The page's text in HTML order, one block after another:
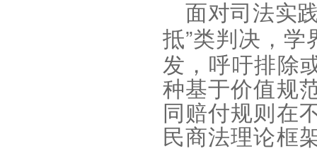
面对司法实
抵”类判决，学
发，呼吁排除
种基于价值规
同赔付规则在
民商法理论框